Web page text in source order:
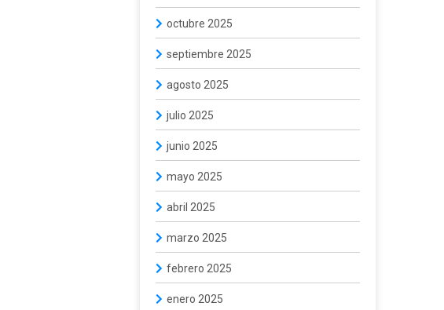
octubre 2025
septiembre 2025
agosto 2025
julio 2025
junio 2025
mayo 2025
abril 2025
marzo 2025
febrero 2025
enero 2025